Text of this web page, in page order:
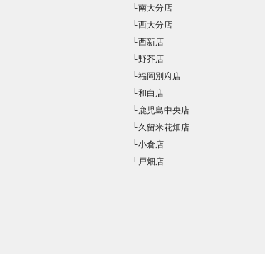
└南大分店
└西大分店
└西新店
└野芥店
└福岡別府店
└和白店
└鹿児島中央店
└久留米花畑店
└小倉店
└戸畑店